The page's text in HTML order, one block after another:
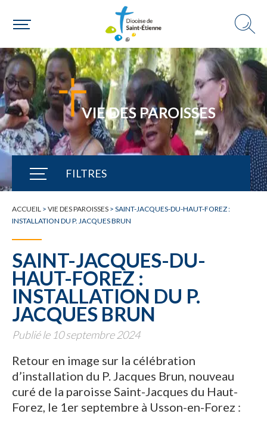
VIE DES PAROISSES
FILTRES
TOUTE L'ACTUALITÉ
ACCUEIL > VIE DES PAROISSES > SAINT-JACQUES-DU-HAUT-FOREZ :
INSTALLATION DU P. JACQUES BRUN
SAINT-JACQUES-DU-
HAUT-FOREZ :
INSTALLATION DU P.
JACQUES BRUN
Publié le 10 septembre 2024
Retour en image sur la célébration
d’installation du P. Jacques Brun, nouveau
curé de la paroisse Saint-Jacques du Haut-
Forez, le 1er septembre à Usson-en-Forez :